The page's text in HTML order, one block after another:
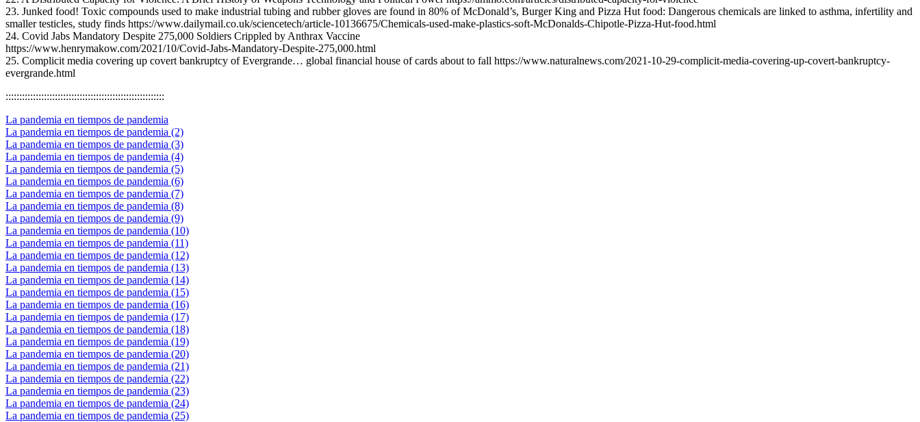
23. Junked food! Toxic compounds used to make industrial tubing and rubber gloves are found in 80% of McDonald’s, Burger King and Pizza Hut food: Dangerous chemicals are linked to asthma, infertility and
smaller testicles, study finds https://www.dailymail.co.uk/sciencetech/article-10136675/Chemicals-used-make-plastics-soft-McDonalds-Chipotle-Pizza-Hut-food.html
24. Covid Jabs Mandatory Despite 275,000 Soldiers Crippled by Anthrax Vaccine
https://www.henrymakow.com/2021/10/Covid-Jabs-Mandatory-Despite-275,000.html
25. Complicit media covering up covert bankruptcy of Evergrande… global financial house of cards about to fall https://www.naturalnews.com/2021-10-29-complicit-media-covering-up-covert-bankruptcy-
evergrande.html
::::::::::::::::::::::::::::::::::::::::::::::::::::::::::
La pandemia en tiempos de pandemia
La pandemia en tiempos de pandemia (2)
La pandemia en tiempos de pandemia (3)
La pandemia en tiempos de pandemia (4)
La pandemia en tiempos de pandemia (5)
La pandemia en tiempos de pandemia (6)
La pandemia en tiempos de pandemia (7)
La pandemia en tiempos de pandemia (8)
La pandemia en tiempos de pandemia (9)
La pandemia en tiempos de pandemia (10)
La pandemia en tiempos de pandemia (11)
La pandemia en tiempos de pandemia (12)
La pandemia en tiempos de pandemia (13)
La pandemia en tiempos de pandemia (14)
La pandemia en tiempos de pandemia (15)
La pandemia en tiempos de pandemia (16)
La pandemia en tiempos de pandemia (17)
La pandemia en tiempos de pandemia (18)
La pandemia en tiempos de pandemia (19)
La pandemia en tiempos de pandemia (20)
La pandemia en tiempos de pandemia (21)
La pandemia en tiempos de pandemia (22)
La pandemia en tiempos de pandemia (23)
La pandemia en tiempos de pandemia (24)
La pandemia en tiempos de pandemia (25)